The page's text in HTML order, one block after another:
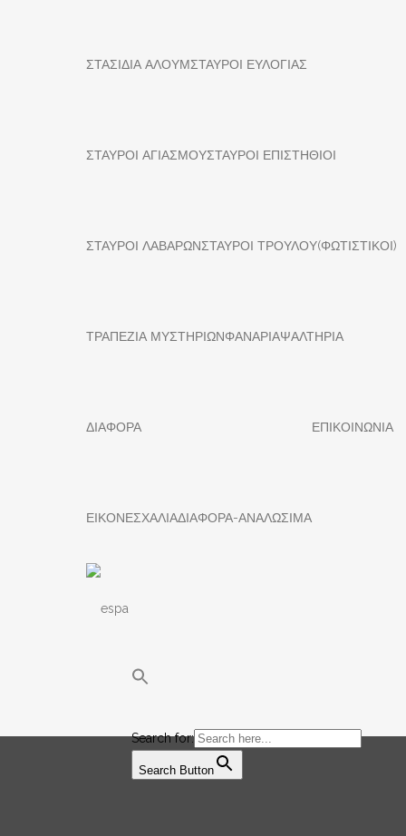
ΣΤΑΣΙΔΙΑ ΑΛΟΥΜΣΤΑΥΡΟΙ ΕΥΛΟΓΙΑΣ
ΣΤΑΥΡΟΙ ΑΓΙΑΣΜΟΥΣΤΑΥΡΟΙ ΕΠΙΣΤΗΘΙΟΙ
ΣΤΑΥΡΟΙ ΛΑΒΑΡΩΝΣΤΑΥΡΟΙ ΤΡΟΥΛΟΥ(ΦΩΤΙΣΤΙΚΟΙ)
ΤΡΑΠΕΖΙΑ ΜΥΣΤΗΡΙΩΝΦΑΝΑΡΙΑΨΑΛΤΗΡΙΑ
ΔΙΑΦΟΡΑ
ΕΙΚΟΝΕΣΧΑΛΙΑΔΙΑΦΟΡΑ-ΑΝΑΛΩΣΙΜΑ
ΕΠΙΚΟΙΝΩΝΙΑ
Search for:
Search Button